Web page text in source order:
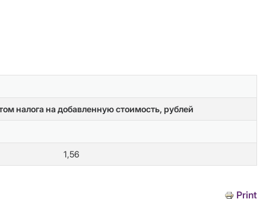
налога на добавленную стоимость, рублей
1,56
Print